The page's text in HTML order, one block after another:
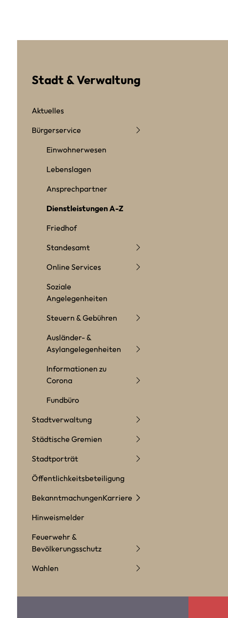
Stadt & Verwaltung
Aktuelles
Bürgerservice
Einwohnerwesen
Lebenslagen
Ansprechpartner
Dienstleistungen A-Z
Friedhof
Standesamt
Online Services
Soziale
Angelegenheiten
Steuern & Gebühren
Ausländer- &
Asylangelegenheiten
Informationen zu
Corona
Fundbüro
Stadtverwaltung
Städtische Gremien
Stadtporträt
Öffentlichkeitsbeteiligung
BekanntmachungenKarriere
Hinweismelder
Feuerwehr &
Bevölkerungsschutz
Wahlen